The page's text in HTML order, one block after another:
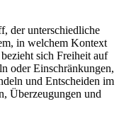
der unterschiedliche
in welchem Kontext
sich Freiheit auf
oder Einschränkungen,
und Entscheiden im
Überzeugungen und